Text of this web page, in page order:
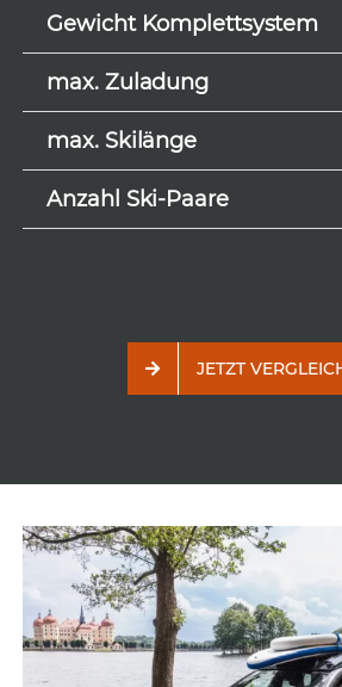
Gewicht Komplettsystem
max. Zuladung
max. Skilänge
Anzahl Ski-Paare
JETZT